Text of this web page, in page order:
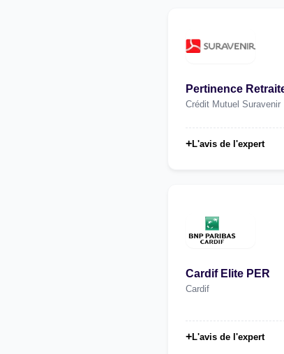
Pertinence
Crédit Mutuel Suravenir
+L'avis de l'expert
Cardif Elite PER
Cardif
+L'avis de l'expert